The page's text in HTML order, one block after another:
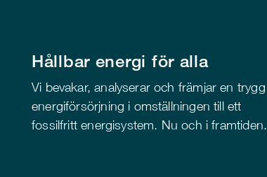
Hållbar energi för alla
Vi bevakar, analyserar och främjar en trygg
energiförsörjning i omställningen till ett
fossilfritt energisystem. Nu och i framtiden.